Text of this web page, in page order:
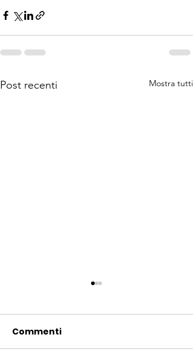
Post recenti Mostra tutti
Commenti